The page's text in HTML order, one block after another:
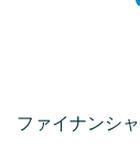
ファイナンシ